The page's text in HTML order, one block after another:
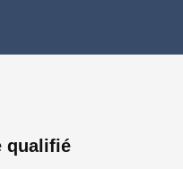
qualifié